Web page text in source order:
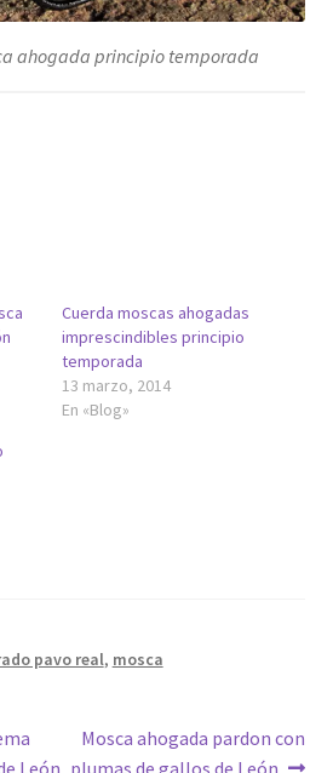
ahogada principio temporada
Cuerda moscas ahogadas
imprescindibles principio
temporada
13 marzo, 2014
En «Blog»
pavo real, mosca
Siguiente:
Mosca ahogada pardon con